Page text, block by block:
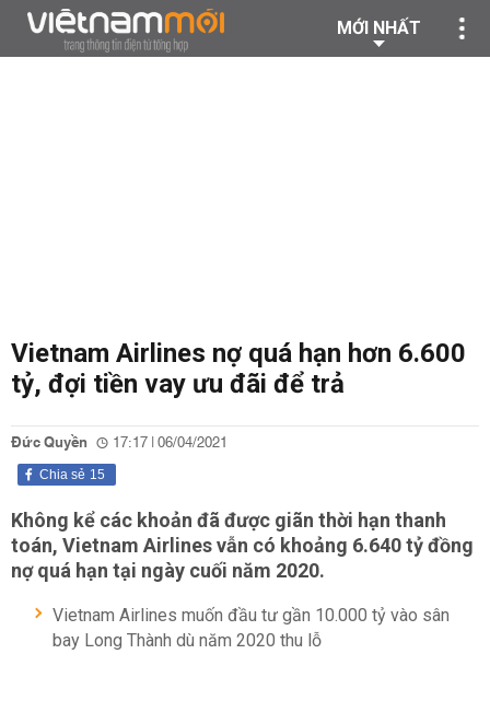
MỚI NHẤT
Vietnam Airlines nợ quá hạn hơn 6.600
tỷ, đợi tiền vay ưu đãi để trả
Đức Quyền 17:17 | 06/04/2021
15
Chia sẻ
Không kể các khoản đã được giãn thời hạn thanh
toán, Vietnam Airlines vẫn có khoảng 6.640 tỷ đồng
nợ quá hạn tại ngày cuối năm 2020.
Vietnam Airlines muốn đầu tư gần 10.000 tỷ vào sân
bay Long Thành dù năm 2020 thu lỗ